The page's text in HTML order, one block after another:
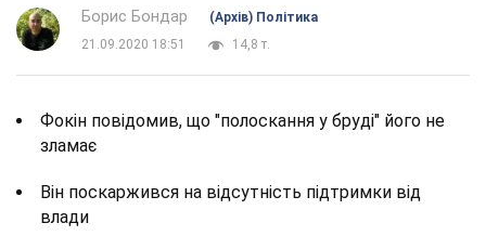
Борис Бондар
(Архів) Політика
21.09.2020 18:51
14,8 т.
Фокін повідомив, що "полоскання у бруді" його не
зламає
Він поскаржився на відсутність підтримки від
влади